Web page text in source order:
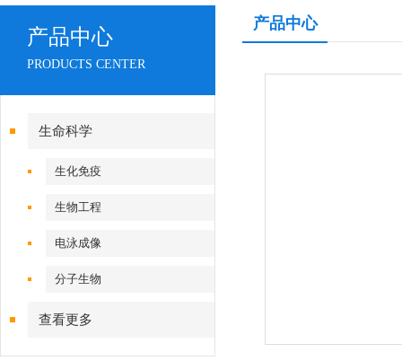
产品中心
PRODUCTS CENTER
生命科学
生化免疫
生物工程
电泳成像
分子生物
查看更多
产品中心